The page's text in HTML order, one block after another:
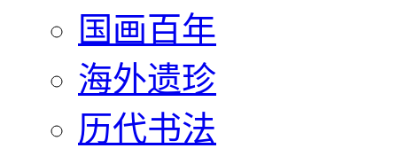
国画百年
海外遗珍
历代书法